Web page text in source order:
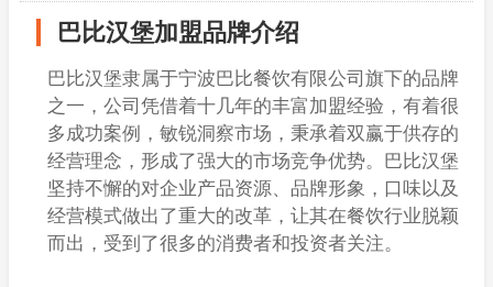
巴比汉堡加盟品牌介绍
巴比汉堡隶属于宁波巴比餐饮有限公司旗下的品牌
之一，公司凭借着十几年的丰富加盟经验，有着很
多成功案例，敏锐洞察市场，秉承着双赢于供存的
经营理念，形成了强大的市场竞争优势。巴比汉堡
坚持不懈的对企业产品资源、品牌形象，口味以及
经营模式做出了重大的改革，让其在餐饮行业脱颖
而出，受到了很多的消费者和投资者关注。